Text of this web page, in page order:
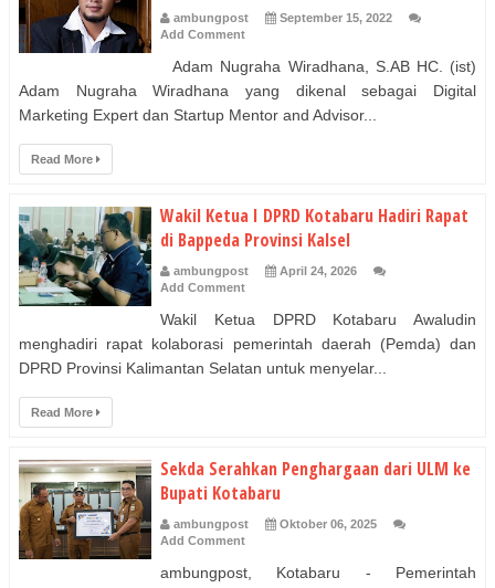
ambungpost
September 15, 2022
Add Comment
Adam Nugraha Wiradhana, S.AB HC. (ist)
Adam Nugraha Wiradhana yang dikenal sebagai Digital
Marketing Expert dan Startup Mentor and Advisor...
Read More
Wakil Ketua I DPRD Kotabaru Hadiri Rapat
di Bappeda Provinsi Kalsel
ambungpost
April 24, 2026
Add Comment
Wakil Ketua DPRD Kotabaru Awaludin
menghadiri rapat kolaborasi pemerintah daerah (Pemda) dan
DPRD Provinsi Kalimantan Selatan untuk menyelar...
Read More
Sekda Serahkan Penghargaan dari ULM ke
Bupati Kotabaru
ambungpost
Oktober 06, 2025
Add Comment
ambungpost, Kotabaru - Pemerintah